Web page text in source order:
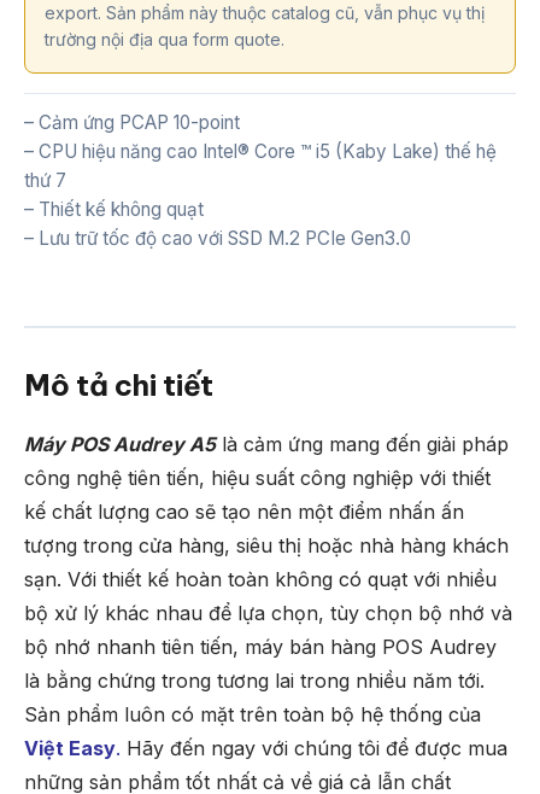
export. Sản phẩm này thuộc catalog cũ, vẫn phục vụ thị
trường nội địa qua form quote.
– Cảm ứng PCAP 10-point
– CPU hiệu năng cao Intel® Core ™ i5 (Kaby Lake) thế hệ
thứ 7
– Thiết kế không quạt
– Lưu trữ tốc độ cao với SSD M.2 PCIe Gen3.0
Mô tả chi tiết
Máy POS Audrey A5là cảm ứng mang đến giải pháp
công nghệ tiên tiến, hiệu suất công nghiệp với thiết
kế chất lượng cao sẽ tạo nên một điểm nhấn ấn
tượng trong cửa hàng, siêu thị hoặc nhà hàng khách
sạn. Với thiết kế hoàn toàn không có quạt với nhiều
bộ xử lý khác nhau để lựa chọn, tùy chọn bộ nhớ và
bộ nhớ nhanh tiên tiến, máy bán hàng POS Audrey
là bằng chứng trong tương lai trong nhiều năm tới.
Sản phẩm luôn có mặt trên toàn bộ hệ thống của
Việt Easy. Hãy đến ngay với chúng tôi để được mua
những sản phẩm tốt nhất cả về giá cả lẫn chất